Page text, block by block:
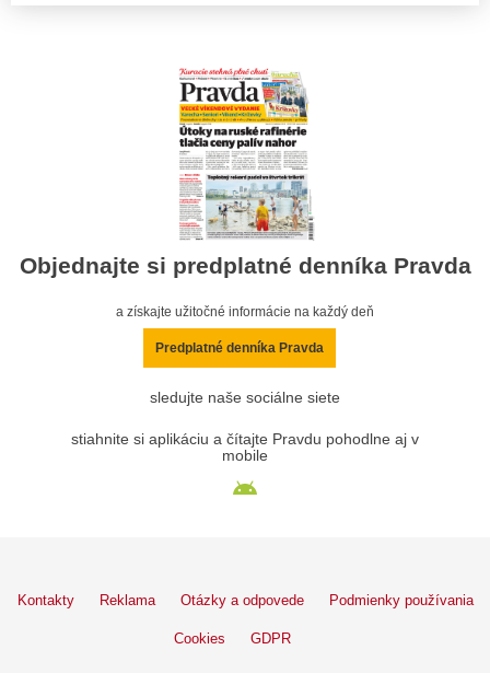
Objednajte si predplatné denníka Pravda
a získajte užitočné informácie na každý deň
Predplatné denníka Pravda
sledujte naše sociálne siete
stiahnite si aplikáciu a čítajte Pravdu pohodlne aj v
mobile
Kontakty Reklama Otázky a odpovede Podmienky používania
Cookies GDPR